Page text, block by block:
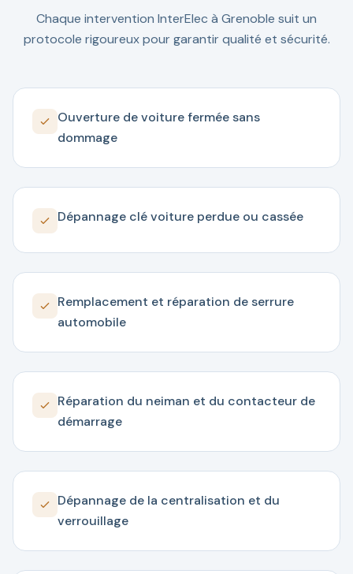
Chaque intervention InterElec à Grenoble suit un
protocole rigoureux pour garantir qualité et sécurité.
Ouverture de voiture fermée sans
dommage
Dépannage clé voiture perdue ou cassée
Remplacement et réparation de serrure
automobile
Réparation du neiman et du contacteur de
démarrage
Dépannage de la centralisation et du
verrouillage